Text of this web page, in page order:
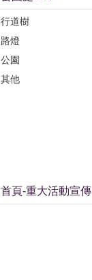
行道樹
路燈
公園
其他
首頁-重大活動宣傳